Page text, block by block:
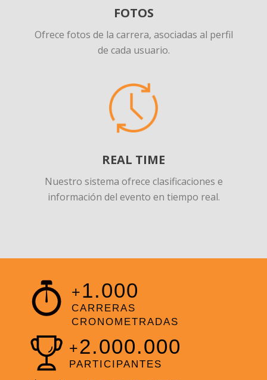
FOTOS
Ofrece fotos de la carrera, asociadas al perfil
de cada usuario.
REAL TIME
Nuestro sistema ofrece clasificaciones e
información del evento en tiempo real.
+1.000
CARRERAS
CRONOMETRADAS
+2.000.000
PARTICIPANTES